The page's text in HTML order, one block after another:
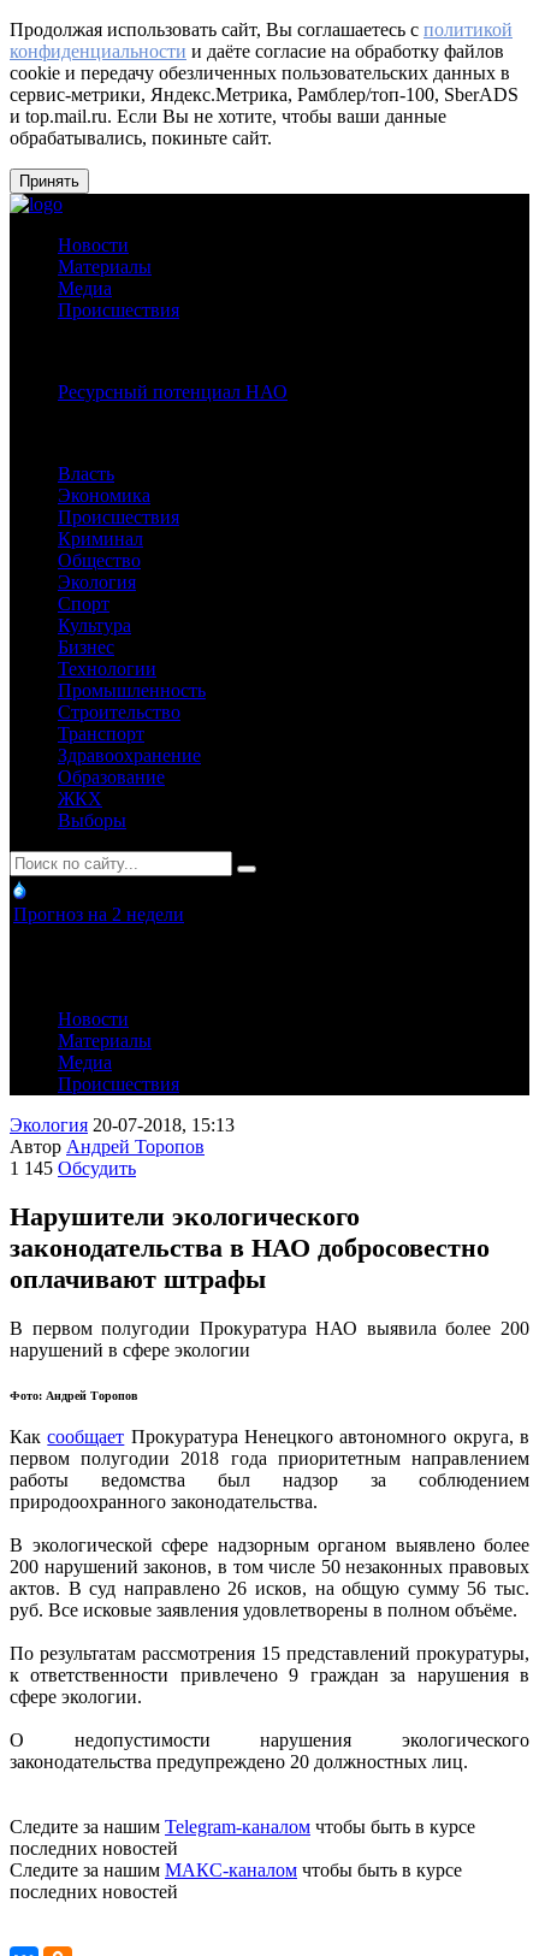
Продолжая использовать сайт, Вы соглашаетесь с политикой
конфиденциальности и даёте согласие на обработку файлов
cookie и передачу обезличенных пользовательских данных в
сервис-метрики, Яндекс.Метрика, Рамблер/топ-100, SberADS
и top.mail.ru. Если Вы не хотите, чтобы ваши данные
обрабатывались, покиньте сайт.
Принять
Новости
Материалы
Медиа
Происшествия
Ресурсный потенциал НАО
Власть
Экономика
Происшествия
Криминал
Общество
Экология
Спорт
Культура
Бизнес
Технологии
Промышленность
Строительство
Транспорт
Здравоохранение
Образование
ЖКХ
Выборы
Прогноз на 2 недели
Новости
Материалы
Медиа
Происшествия
Экология 20-07-2018, 15:13
Автор Андрей Торопов
1 145 Обсудить
Нарушители экологического
законодательства в НАО добросовестно
оплачивают штрафы
В первом полугодии Прокуратура НАО выявила более 200
нарушений в сфере экологии
Фото: Андрей Торопов
Каксообщает Прокуратура Ненецкого автономного округа, в
первом полугодии 2018 года приоритетным направлением
работы ведомства был надзор за соблюдением
природоохранного законодательства.
В экологической сфере надзорным органом выявлено более
200 нарушений законов, в том числе 50 незаконных правовых
актов. В суд направлено 26 исков, на общую сумму 56 тыс.
руб. Все исковые заявления удовлетворены в полном объёме.
По результатам рассмотрения 15 представлений прокуратуры,
к ответственности привлечено 9 граждан за нарушения в
сфере экологии.
О недопустимости нарушения экологического
законодательства предупреждено 20 должностных лиц.
Следите за нашим Telegram-каналом чтобы быть в курсе
последних новостей
Следите за нашим МАКС-каналом чтобы быть в курсе
последних новостей